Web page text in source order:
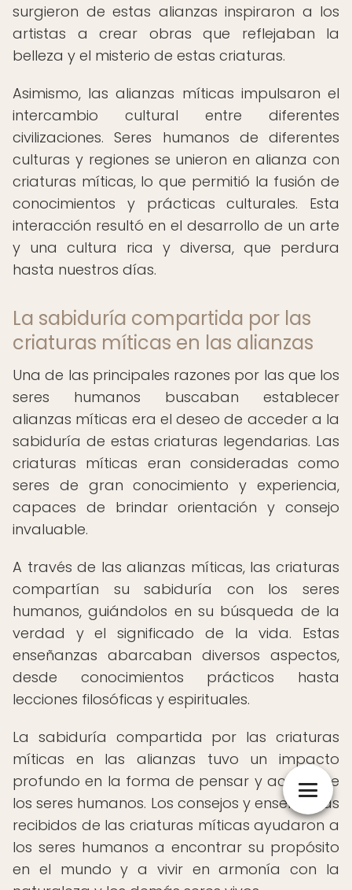
surgieron de estas alianzas inspiraron a los
artistas a crear obras que reflejaban la
belleza y el misterio de estas criaturas.
Asimismo, las alianzas míticas impulsaron el
intercambio cultural entre diferentes
civilizaciones. Seres humanos de diferentes
culturas y regiones se unieron en alianza con
criaturas míticas, lo que permitió la fusión de
conocimientos y prácticas culturales. Esta
interacción resultó en el desarrollo de un arte
y una cultura rica y diversa, que perdura
hasta nuestros días.
La sabiduría compartida por las
criaturas míticas en las alianzas
Una de las principales razones por las que los
seres humanos buscaban establecer
alianzas míticas era el deseo de acceder a la
sabiduría de estas criaturas legendarias. Las
criaturas míticas eran consideradas como
seres de gran conocimiento y experiencia,
capaces de brindar orientación y consejo
invaluable.
A través de las alianzas míticas, las criaturas
compartían su sabiduría con los seres
humanos, guiándolos en su búsqueda de la
verdad y el significado de la vida. Estas
enseñanzas abarcaban diversos aspectos,
desde conocimientos prácticos hasta
lecciones filosóficas y espirituales.
La sabiduría compartida por las criaturas
míticas en las alianzas tuvo un impacto
profundo en la forma de pensar y actuar de
los seres humanos. Los consejos y enseñanzas
recibidos de las criaturas míticas ayudaron a
los seres humanos a encontrar su propósito
en el mundo y a vivir en armonía con la